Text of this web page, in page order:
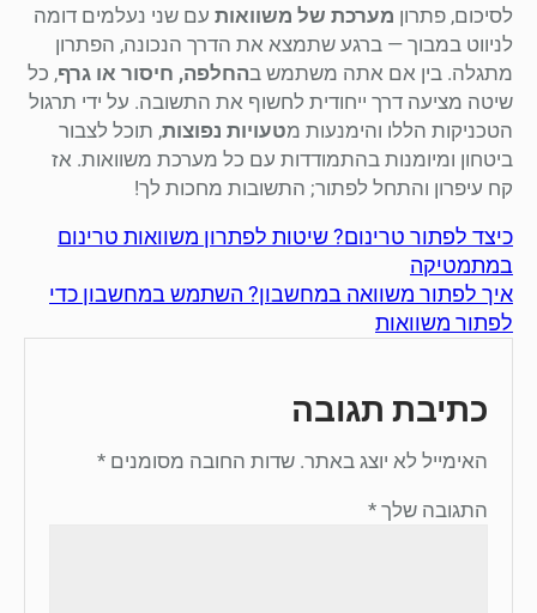
לסיכום, פתרון מערכת של משוואות עם שני נעלמים דומה
לניווט במבוך — ברגע שתמצא את הדרך הנכונה, הפתרון
מתגלה. בין אם אתה משתמש בהחלפה, חיסור או גרף, כל
שיטה מציעה דרך ייחודית לחשוף את התשובה. על ידי תרגול
הטכניקות הללו והימנעות מטעויות נפוצות, תוכל לצבור
ביטחון ומיומנות בהתמודדות עם כל מערכת משוואות. אז
קח עיפרון והתחל לפתור; התשובות מחכות לך!
כיצד לפתור טרינום? שיטות לפתרון משוואות טרינום
במתמטיקה
איך לפתור משוואה במחשבון? השתמש במחשבון כדי
לפתור משוואות
כתיבת תגובה
האימייל לא יוצג באתר. שדות החובה מסומנים *
התגובה שלך *